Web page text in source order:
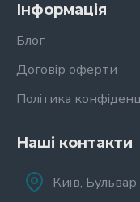
Інформація
Блог
Договір оферти
Політика
Наші контакти
Київ,